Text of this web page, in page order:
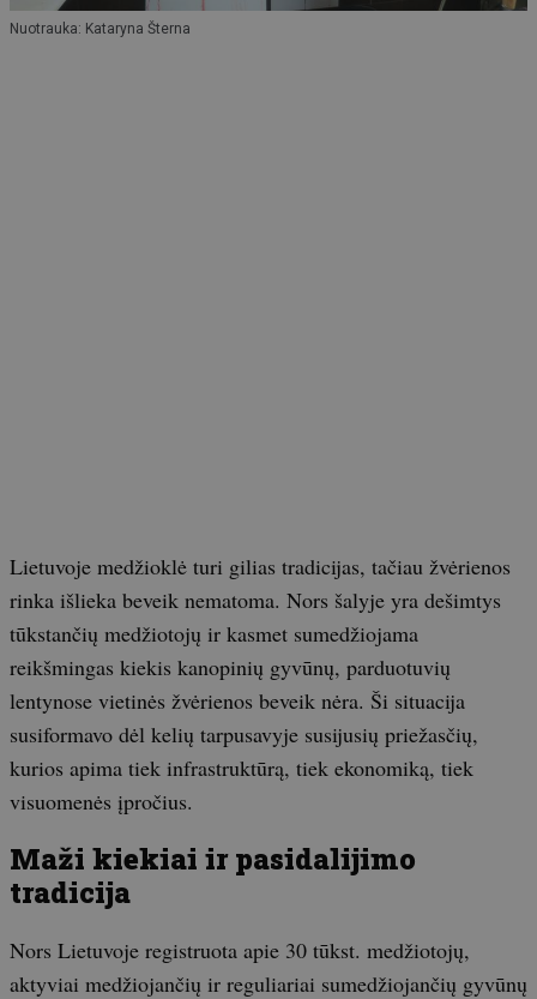
Nuotrauka: Kataryna Šterna
Lietuvoje medžioklė turi gilias tradicijas, tačiau žvėrienos
rinka išlieka beveik nematoma. Nors šalyje yra dešimtys
tūkstančių medžiotojų ir kasmet sumedžiojama
reikšmingas kiekis kanopinių gyvūnų, parduotuvių
lentynose vietinės žvėrienos beveik nėra. Ši situacija
susiformavo dėl kelių tarpusavyje susijusių priežasčių,
kurios apima tiek infrastruktūrą, tiek ekonomiką, tiek
visuomenės įpročius.
Maži kiekiai ir pasidalijimo
tradicija
Nors Lietuvoje registruota apie 30 tūkst. medžiotojų,
aktyviai medžiojančių ir reguliariai sumedžiojančių gyvūnų